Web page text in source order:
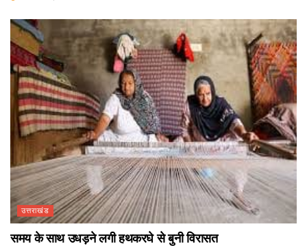
उत्तराखंड
समय के साथ उधड़ने लगी हथकरघे से बुनी विरासत